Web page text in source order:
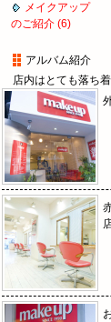
メイクアップ
のご紹介 (6)
アルバム紹介
店内はとても落ち